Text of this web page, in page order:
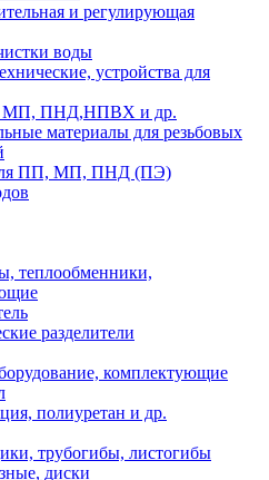
и регулирующая
воды
устройства для
МП, ПНД,НПВХ и др.
материалы для резьбовых
ПП, МП, ПНД (ПЭ)
теплообменники,
разделители
комплектующие
полиуретан и др.
трубогибы, листогибы
диски